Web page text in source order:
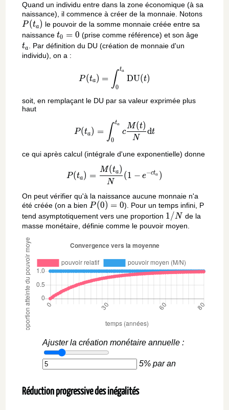
Quand un individu entre dans la zone économique (à sa
naissance), il commence à créer de la monnaie. Notons
P (ta) le pouvoir de la somme monnaie créée entre sa
naissancet_0
=
0
t0 = 0 (prise comme référence) et son âget_a
ta. Par définition du DU (création de monnaie d'un
individu), on a :
P(t_a) = \int_0^{t_a}
P (ta ) = ∫0
ta
DU(t)
soit, en remplaçant le DU par sa valeur exprimée plus
haut
P(t_a) = \int_0^{t_a}
P(ta) = ∫0
ta
c
N
M(t)
dt
ce qui après calcul (intégrale d'une exponentielle) donne
P(t_a) =
P(ta) =
N
M(ta)
(1 − e−cta )
On peut vérifier qu'à la naissance aucune monnaie n'a
été créée (on a bien P(0)=0
P (0) = 0). Pour un temps infini, P
tend asymptotiquement vers une proportion 1/N
1/N de la
masse monétaire, définie comme le pouvoir moyen.
Ajuster la création monétaire annuelle :
5% par an
Réduction progressive des inégalités